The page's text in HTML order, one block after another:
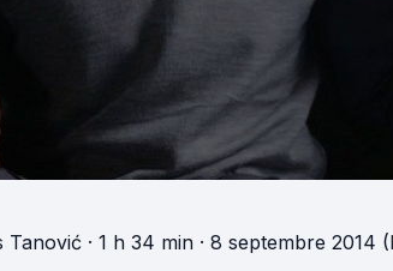
Tanović · 1 h 34 min · 8 septembre 2014